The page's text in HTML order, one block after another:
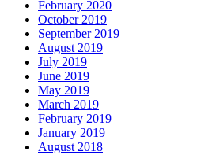
February 2020
October 2019
September 2019
August 2019
July 2019
June 2019
May 2019
March 2019
February 2019
January 2019
August 2018